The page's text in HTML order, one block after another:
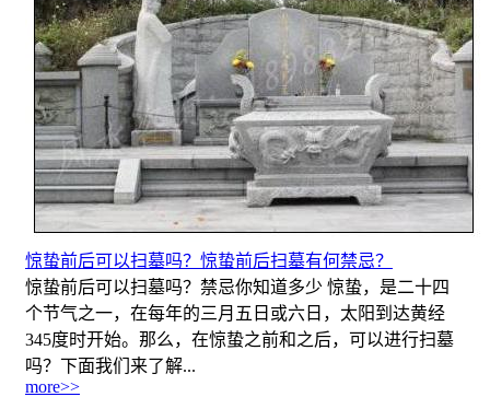
惊蛰前后可以扫墓吗？惊蛰前后扫墓有何禁忌？
惊蛰前后可以扫墓吗？禁忌你知道多少 惊蛰，是二十四
个节气之一，在每年的三月五日或六日，太阳到达黄经
345度时开始。那么，在惊蛰之前和之后，可以进行扫墓
吗？下面我们来了解...
more>>